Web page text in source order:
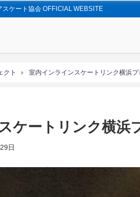
ケート協会 OFFICIAL WEBSITE
クト 室内インラインスケートリンク横浜
ケートリンク横
日